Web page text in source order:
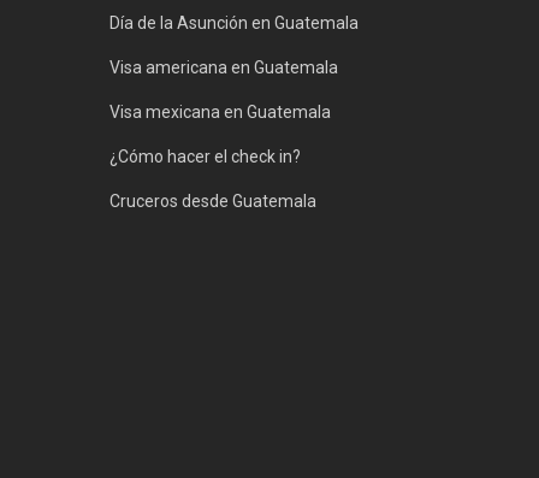
Día de la Asunción en Guatemala
Visa americana en Guatemala
Visa mexicana en Guatemala
¿Cómo hacer el check in?
Cruceros desde Guatemala